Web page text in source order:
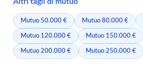
Mutuo 50.000 € Mutuo 80.000 €
Mutuo 120.000 € Mutuo 150.000 €
Mutuo 200.000 € Mutuo 250.000 €